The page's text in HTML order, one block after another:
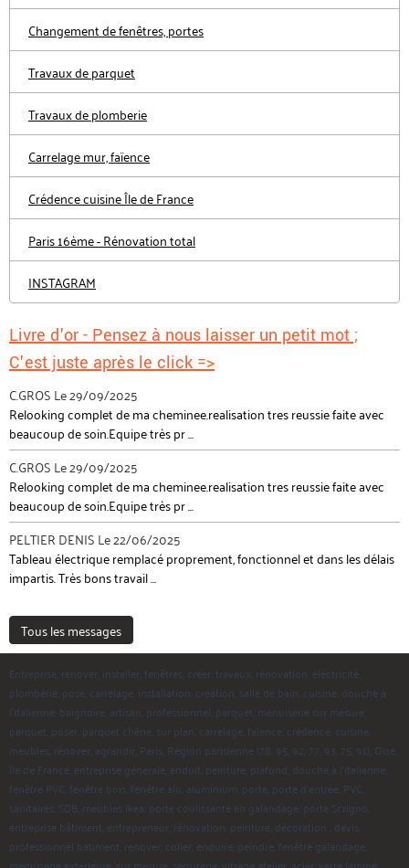
Changement de fenêtres, portes
Travaux de parquet
Travaux de plomberie
Carrelage mur, faïence
Crédence cuisine Île de France
Paris 16ème - Rénovation total
INSTAGRAM
Livre d'or - Pensez à nous laisser un petit mot ;
C'est juste après le click =>
C.GROS Le 29/09/2025
Relooking complet de ma cheminee.realisation tres reussie faite avec
beaucoup de soin.Equipe très pr ...
C.GROS Le 29/09/2025
Relooking complet de ma cheminee.realisation tres reussie faite avec
beaucoup de soin.Equipe très pr ...
PELTIER DENIS Le 22/06/2025
Tableau électrique remplacé proprement, fonctionnel et dans les délais
impartis. Très bons travail ...
Tous les messages
Entreprise, renover, installer, fenêtres, créer, travaux, rénovation, éléctricité,
plomberie, pose, carrelage, installation, création, salle de bain, cuisine, douche à
l'italienne, baignoire, artisan, professionnel, parquet, menuiserie sur mesure,
parquet, poser, parquet chêne, sur plan, carrelage, faïence, crédence, cuisine,
meubles, rénover, agrandir, Paris, Région parisienne (78, 95, 92, 77, 93, 75, 91), Oise,
île de France, entreprise génerale, enduit, peinture, plafond, douche à l'italienne,
fenêtre PVC, fenêtre bois, fenêtre alu, aluminium, porte, porte d'entrée, PVC,
sanitaires, SDB, meubles Ikea, porte coulissante en galandage, porte Scrigno,
entreprise bâtiment, entrepreneur, rénovation, peinture, décoration , devis,
professionnel batiment, renover, coller, enduire, peindre, fenêtre galandage,